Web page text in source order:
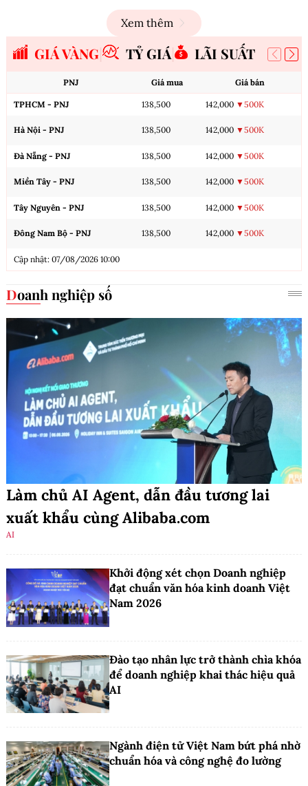
Xem thêm
GIÁ VÀNG TỶ GIÁ LÃI SUẤT
PNJ Giá mua Giá bán
TPHCM - PNJ 138,500 142,000 ▼500K
Hà Nội - PNJ 138,500 142,000 ▼500K
Đà Nẵng - PNJ 138,500 142,000 ▼500K
Miền Tây - PNJ 138,500 142,000 ▼500K
Tây Nguyên - PNJ 138,500 142,000 ▼500K
Đông Nam Bộ - PNJ 138,500 142,000 ▼500K
Cập nhật: 07/08/2026 10:00
Doanh nghiệp số
Làm chủ AI Agent, dẫn đầu tương lai
xuất khẩu cùng Alibaba.com
AI
Khởi động xét chọn Doanh nghiệp
đạt chuẩn văn hóa kinh doanh Việt
Nam 2026
Đào tạo nhân lực trở thành chìa khóa
để doanh nghiệp khai thác hiệu quả
AI
Ngành điện tử Việt Nam bứt phá nhờ
chuẩn hóa và công nghệ đo lường